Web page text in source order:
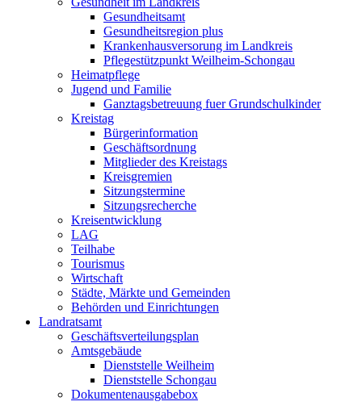
Gesundheitsamt
Gesundheitsregion plus
Krankenhausversorung im Landkreis
Pflegestützpunkt Weilheim-Schongau
Heimatpflege
Jugend und Familie
Ganztagsbetreuung fuer Grundschulkinder
Kreistag
Bürgerinformation
Geschäftsordnung
Mitglieder des Kreistags
Kreisgremien
Sitzungstermine
Sitzungsrecherche
Kreisentwicklung
LAG
Teilhabe
Tourismus
Wirtschaft
Städte, Märkte und Gemeinden
Behörden und Einrichtungen
Landratsamt
Geschäftsverteilungsplan
Amtsgebäude
Dienststelle Weilheim
Dienststelle Schongau
Dokumentenausgabebox